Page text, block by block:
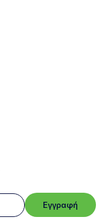
Εγγραφή